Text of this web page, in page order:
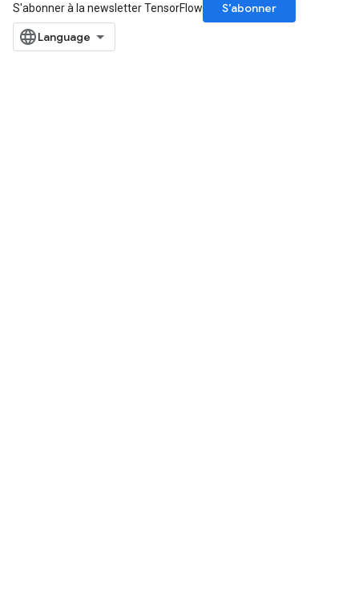
S'abonner à la newsletter TensorFlow
S’abonner